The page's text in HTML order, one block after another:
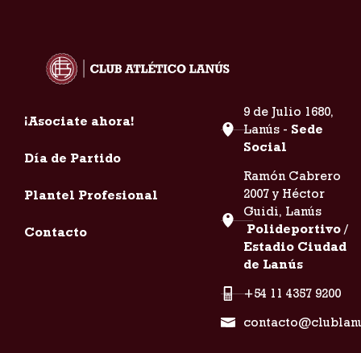
¡Asociate ahora!
Día de Partido
Plantel Profesional
Contacto
9 de Julio 1680,
Lanús - Sede
Social
Ramón Cabrero
2007 y Héctor
Guidi, Lanús
Polideportivo /
Estadio Ciudad
de Lanús
+54 11 4357 9200